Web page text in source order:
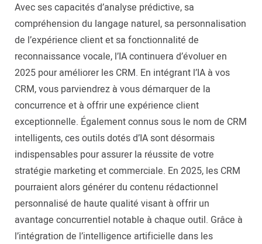
Avec ses capacités d’analyse prédictive, sa
compréhension du langage naturel, sa personnalisation
de l’expérience client et sa fonctionnalité de
reconnaissance vocale, l’IA continuera d’évoluer en
2025 pour améliorer les CRM. En intégrant l’IA à vos
CRM, vous parviendrez à vous démarquer de la
concurrence et à offrir une expérience client
exceptionnelle. Également connus sous le nom de CRM
intelligents, ces outils dotés d’IA sont désormais
indispensables pour assurer la réussite de votre
stratégie marketing et commerciale. En 2025, les CRM
pourraient alors générer du contenu rédactionnel
personnalisé de haute qualité visant à offrir un
avantage concurrentiel notable à chaque outil. Grâce à
l’intégration de l’intelligence artificielle dans les